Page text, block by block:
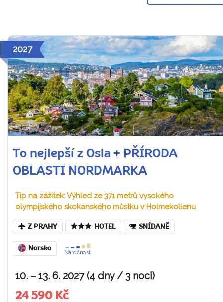
2027
To nejlepší z Osla + PŘÍRODA
OBLASTI NORDMARKA
Tip na zážitek: Výhled ze 371 metrů vysokého
olympijského skokanského můstku v Holmekollenu
Z PRAHY HOTEL SNÍDANĚ
Norsko
Náročnost
10. – 13. 6. 2027 (4 dny / 3 noci)
24 590 Kč